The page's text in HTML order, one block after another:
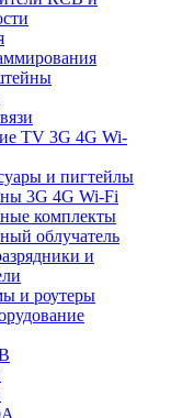
TV 3G 4G Wi-
и пигтейлы
3G 4G Wi-Fi
комплекты
облучатель
и
и роутеры